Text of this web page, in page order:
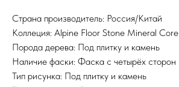
Страна производитель: Россия/Китай
Коллеция: Alpine Floor Stone Mineral Core
Порода дерева: Под плитку и камень
Наличие фаски: Фаска с четырёх сторон
Тип рисунка: Под плитку и камень